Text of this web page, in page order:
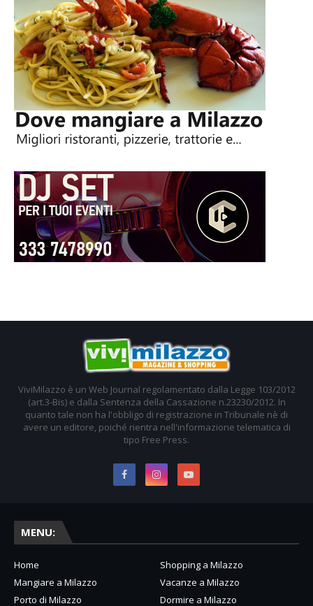
ViviMilazzo è un Web Journal regolamentato dalla Legge 103/2012
(art.3-Bis) e dalla Sentenza della Cassazione n.23230/2012. In
quanto tale non ha l'obbligo di registrazione in Tribunale nè di
avere un editore, poiché rientra nell'informazione telematica di
tipo Free Press.
MENU:
Home
Shopping a Milazzo
Mangiare a Milazzo
Vacanze a Milazzo
Porto di Milazzo
Dormire a Milazzo